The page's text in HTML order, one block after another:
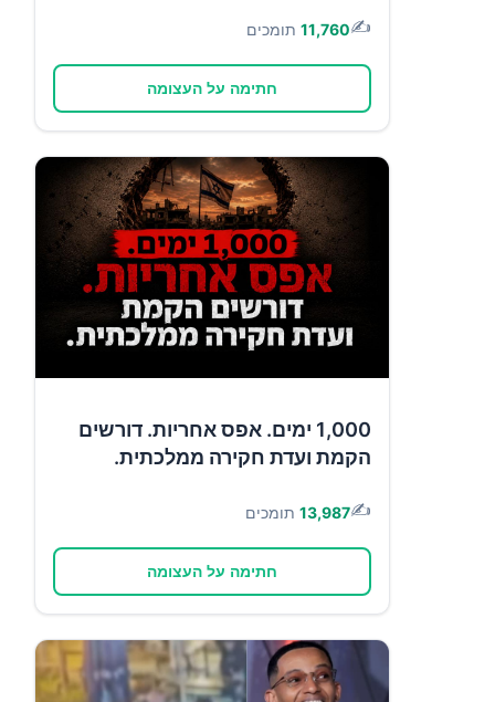
✍️
11,760 תומכים
חתימה על העצומה
1,000 ימים. אפס אחריות. דורשים
הקמת ועדת חקירה ממלכתית.
✍️
13,987 תומכים
חתימה על העצומה